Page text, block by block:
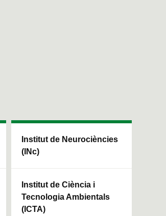
Institut de Neurociències
(INc)
Institut de Ciència i
Tecnologia Ambientals
(ICTA)